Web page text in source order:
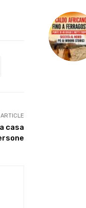
casa